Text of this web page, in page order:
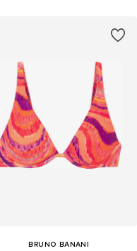
BRUNO BANANI